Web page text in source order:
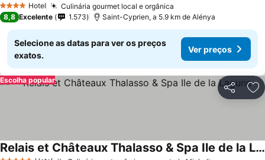
4 EstrelasHotel Culinária gourmet local e orgânica
8,8 Excelente 1.573 Saint-Cyprien, a 5.9 km de Alénya
Selecione as datas para ver os preços
exatos.
Ver preços
Partilhar
Escolha popular
Relais et Châteaux Thalasso & Spa Ile de la Lagune